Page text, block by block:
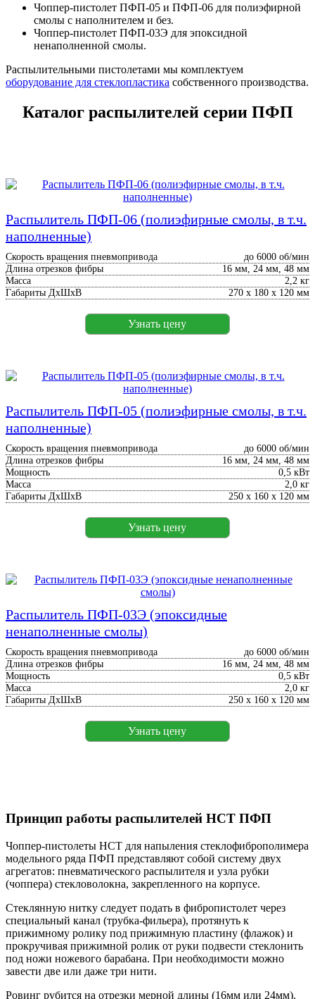
Чоппер-пистолет ПФП-05 и ПФП-06 для полиэфирной
смолы с наполнителем и без.
Чоппер-пистолет ПФП-03Э для эпоксидной
ненаполненной смолы.
Распылительными пистолетами мы комплектуем
оборудование для стеклопластика собственного производства.
Каталог распылителей серии ПФП
Распылитель ПФП-06 (полиэфирные смолы, в т.ч.
наполненные)
Скорость вращения пневмопривода
до 6000 об/мин
Длина отрезков фибры
16 мм, 24 мм, 48 мм
Масса
2,2 кг
Габариты ДхШхВ
270 х 180 х 120 мм
Узнать цену
Распылитель ПФП-05 (полиэфирные смолы, в т.ч.
наполненные)
Скорость вращения пневмопривода
до 6000 об/мин
Длина отрезков фибры
16 мм, 24 мм, 48 мм
Мощность
0,5 кВт
Масса
2,0 кг
Габариты ДхШхВ
250 х 160 х 120 мм
Узнать цену
Распылитель ПФП-03Э (эпоксидные
ненаполненные смолы)
Скорость вращения пневмопривода
до 6000 об/мин
Длина отрезков фибры
16 мм, 24 мм, 48 мм
Мощность
0,5 кВт
Масса
2,0 кг
Габариты ДхШхВ
250 х 160 х 120 мм
Узнать цену
Принцип работы распылителей НСТ ПФП
Чоппер-пистолеты НСТ для напыления стеклофиброполимера
модельного ряда ПФП представляют собой систему двух
агрегатов: пневматического распылителя и узла рубки
(чоппера) стекловолокна, закрепленного на корпусе.
Стеклянную нитку следует подать в фибропистолет через
специальный канал (трубка-фильера), протянуть к
прижимному ролику под прижимную пластину (флажок) и
прокручивая прижимной ролик от руки подвести стеклонить
под ножи ножевого барабана. При необходимости можно
завести две или даже три нити.
Ровинг рубится на отрезки мерной длины (16мм или 24мм).